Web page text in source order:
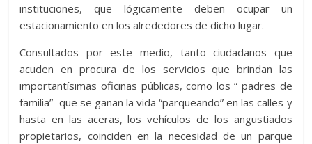
instituciones, que lógicamente deben ocupar un
estacionamiento en los alrededores de dicho lugar.
Consultados por este medio, tanto ciudadanos que
acuden en procura de los servicios que brindan las
importantísimas oficinas públicas, como los “ padres de
familia” que se ganan la vida “parqueando” en las calles y
hasta en las aceras, los vehículos de los angustiados
propietarios, coinciden en la necesidad de un parque